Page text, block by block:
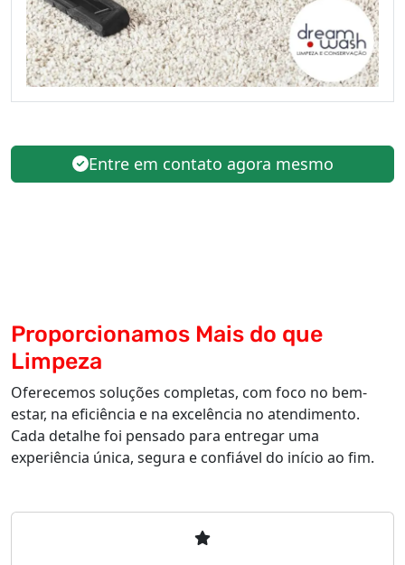
Entre em contato agora mesmo
Proporcionamos Mais do que
Limpeza
Oferecemos soluções completas, com foco no bem-
estar, na eficiência e na excelência no atendimento.
Cada detalhe foi pensado para entregar uma
experiência única, segura e confiável do início ao fim.